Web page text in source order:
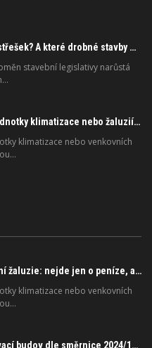
Co je pergola a co přístřešek? A které drobné stavby musíte povolovat? Pomůže metodika
stavební legislativy narůstá
Instalace venkovní jednotky klimatizace nebo žaluzií podléhá jasným právním pravidlům
klimatizace nebo venkovních
Klimatizace a venkovní žaluzie: nejde jen o peníze, ale i o právo
klimatizace nebo venkovních
Návrh Strategie renovací budov dle směrnice 2024/1275/EU o energetické náročnosti budov